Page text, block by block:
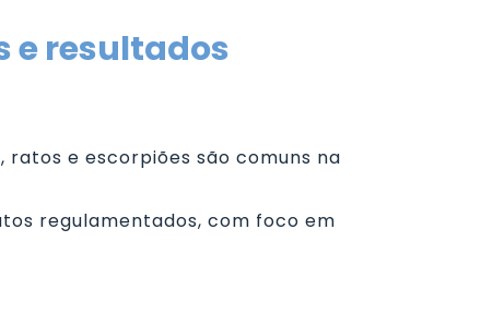
e resultados
ratos e escorpiões são comuns na
regulamentados, com foco em